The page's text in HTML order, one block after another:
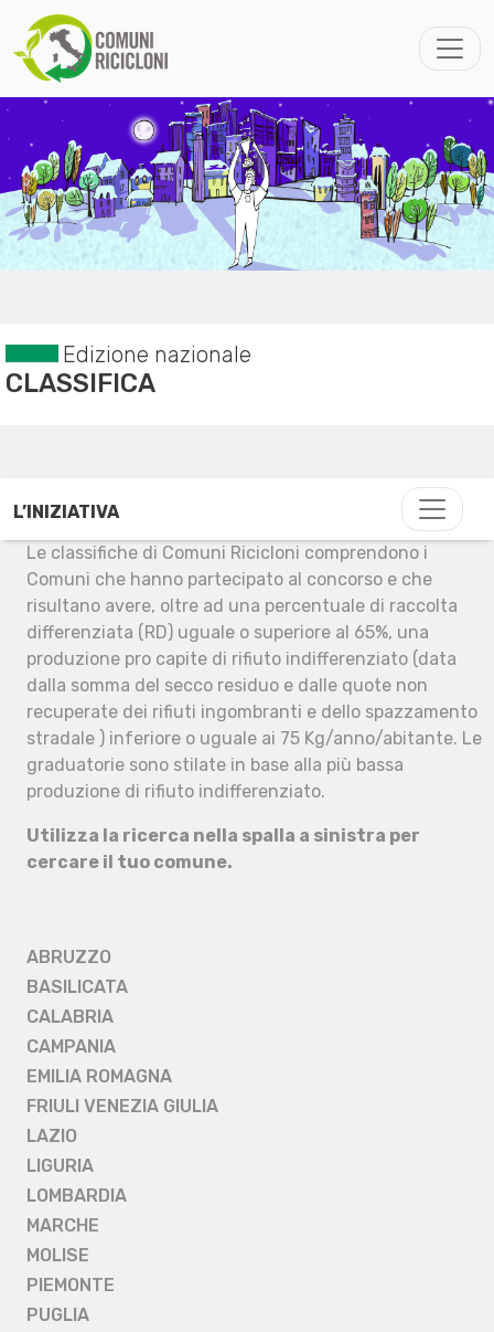
Edizione nazionale
CLASSIFICA
L’INIZIATIVA
Le classifiche di Comuni Ricicloni comprendono i
Comuni che hanno partecipato al concorso e che
risultano avere, oltre ad una percentuale di raccolta
differenziata (RD) uguale o superiore al 65%, una
produzione pro capite di rifiuto indifferenziato (data
dalla somma del secco residuo e dalle quote non
recuperate dei rifiuti ingombranti e dello spazzamento
stradale ) inferiore o uguale ai 75 Kg/anno/abitante. Le
graduatorie sono stilate in base alla più bassa
produzione di rifiuto indifferenziato.
Utilizza la ricerca nella spalla a sinistra per
cercare il tuo comune.
ABRUZZO
BASILICATA
CALABRIA
CAMPANIA
EMILIA ROMAGNA
FRIULI VENEZIA GIULIA
LAZIO
LIGURIA
LOMBARDIA
MARCHE
MOLISE
PIEMONTE
PUGLIA